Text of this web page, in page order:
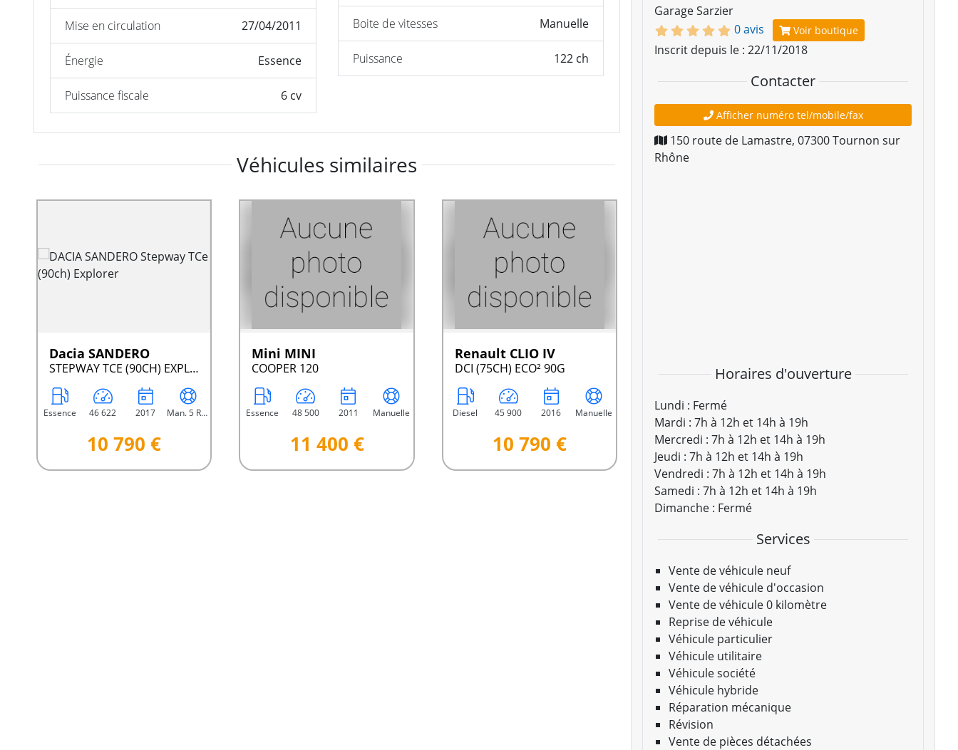
Mise en circulation 27/04/2011
Énergie Essence
Puissance fiscale 6 cv
Boite de vitesses Manuelle
Puissance 122 ch
Véhicules similaires
Dacia SANDERO
STEPWAY TCE (90CH) EXPLORER
Essence 46 622 2017 Man. 5 Rap.
10 790 €
Mini MINI
COOPER 120
Essence 48 500 2011 Manuelle
11 400 €
Renault CLIO IV
DCI (75CH) ECO² 90G
Diesel 45 900 2016 Manuelle
10 790 €
Garage Sarzier
0 avis
Voir boutique
Inscrit depuis le : 22/11/2018
Contacter
Afficher numéro tel/mobile/fax
150 route de Lamastre,07300Tournon sur
Rhône
Horaires d'ouverture
Lundi : Fermé
Mardi :7h à 12h et 14h à 19h
Mercredi :7h à 12h et 14h à 19h
Jeudi :7h à 12h et 14h à 19h
Vendredi :7h à 12h et 14h à 19h
Samedi :7h à 12h et 14h à 19h
Dimanche : Fermé
Services
Vente de véhicule neuf
Vente de véhicule d'occasion
Vente de véhicule 0 kilomètre
Reprise de véhicule
Véhicule particulier
Véhicule utilitaire
Véhicule société
Véhicule hybride
Réparation mécanique
Révision
Vente de pièces détachées